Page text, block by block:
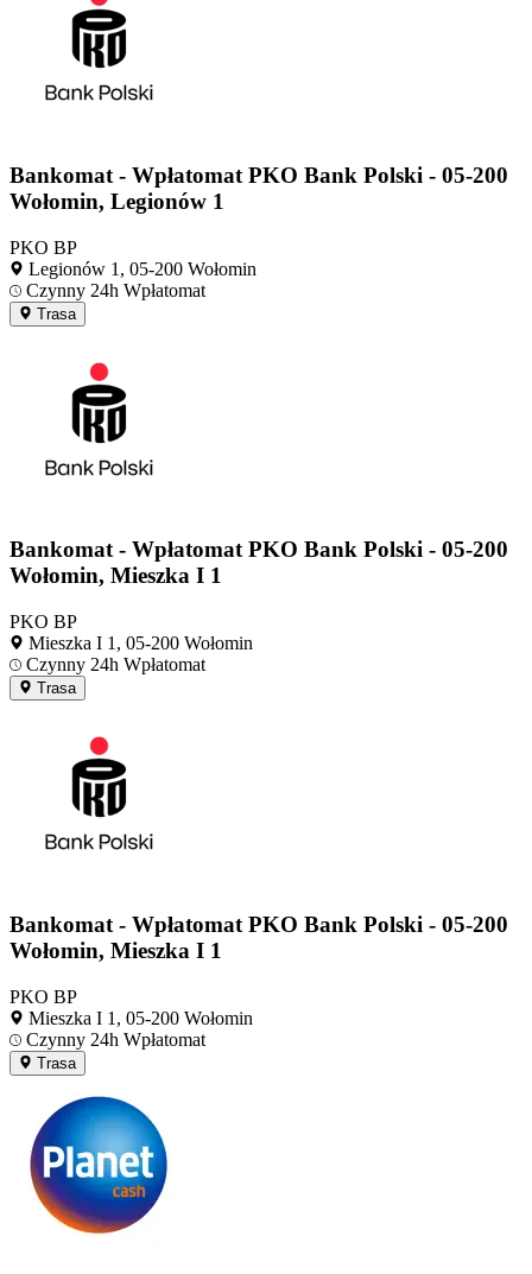
Bankomat - Wpłatomat PKO Bank Polski - 05-200
Wołomin, Legionów 1
PKO BP
Legionów 1, 05-200 Wołomin
Czynny 24h Wpłatomat
Trasa
Bankomat - Wpłatomat PKO Bank Polski - 05-200
Wołomin, Mieszka I 1
PKO BP
Mieszka I 1, 05-200 Wołomin
Czynny 24h Wpłatomat
Trasa
Bankomat - Wpłatomat PKO Bank Polski - 05-200
Wołomin, Mieszka I 1
PKO BP
Mieszka I 1, 05-200 Wołomin
Czynny 24h Wpłatomat
Trasa